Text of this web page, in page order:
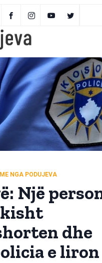
NGA PODUJEVA
Një
dhe
e liron